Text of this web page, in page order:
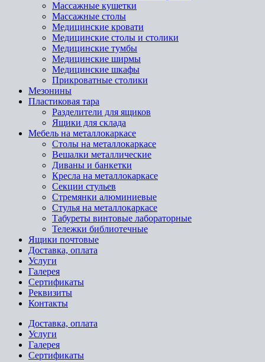
Массажные кушетки
Массажные столы
Медицинские кровати
Медицинские столы и столики
Медицинские тумбы
Медицинские ширмы
Медицинские шкафы
Прикроватные столики
Мезонины
Пластиковая тара
Разделители для ящиков
Ящики для склада
Мебель на металлокаркасе
Cтолы на металлокаркасе
Вешалки металлические
Диваны и банкетки
Кресла на металлокаркасе
Секции стульев
Стремянки алюминиевые
Стулья на металлокаркасе
Табуреты винтовые лабораторные
Тележки библиотечные
Ящики почтовые
Доставка, оплата
Услуги
Галерея
Сертификаты
Реквизиты
Контакты
Доставка, оплата
Услуги
Галерея
Сертификаты